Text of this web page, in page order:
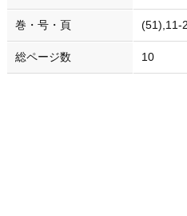
巻・号・頁 (51),11-
総ページ数 10